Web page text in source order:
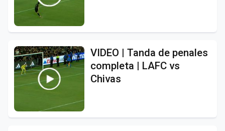
VIDEO | Tanda de penales
completa | LAFC vs
Chivas